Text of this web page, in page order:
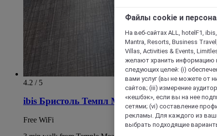
4.2 / 5
ibis Бристоль Темпл Мидс Ки
Free WiFi
Файлы cookie и
На веб-сайтах ALL, hotelF1,
Mantra, Resorts, Business
Villas, Activities & Events,
желают хранить информацию
следующих целей: (i)
вами услуг (вы не можете от
сайтов; (iii) измерение
«кешбэк», если вы на нее
сетями; (vi) составление
рекламы. Для каждого из
выбрать подходящие